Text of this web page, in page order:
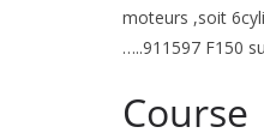
moteurs ,soit
…..911597 F150
Course